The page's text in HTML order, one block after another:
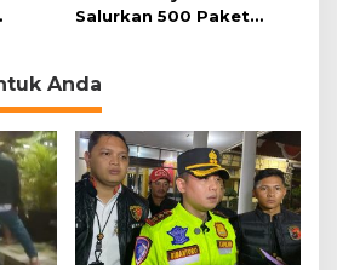
Salurkan 500 Paket
Anda